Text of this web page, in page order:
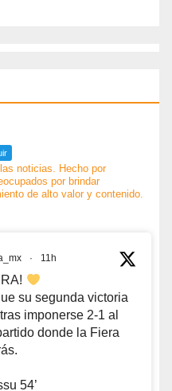
noticias. Hecho por
por brindar
de alto valor y contenido.
· 11h
su segunda victoria
imponerse 2-1 al
donde la Fiera
54’